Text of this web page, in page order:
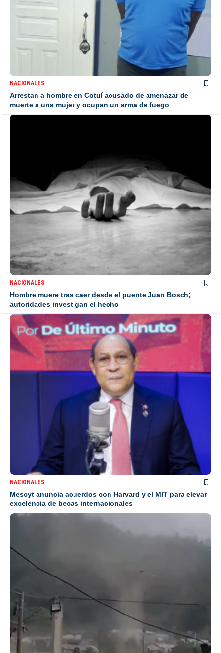
NACIONALES
Arrestan a hombre en Cotuí acusado de amenazar de
muerte a una mujer y ocupan un arma de fuego
NACIONALES
Hombre muere tras caer desde el puente Juan Bosch;
autoridades investigan el hecho
NACIONALES
Mescyt anuncia acuerdos con Harvard y el MIT para elevar
excelencia de becas internacionales